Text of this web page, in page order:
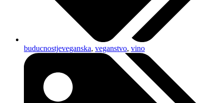
buducnostjeveganska, veganstvo, vino